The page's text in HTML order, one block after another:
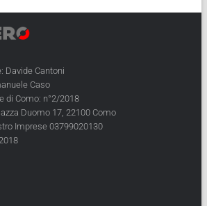
Davide Cantoni
Caso
di Como: n°2/2018
Duomo 17, 22100 Como
Imprese 03799020130